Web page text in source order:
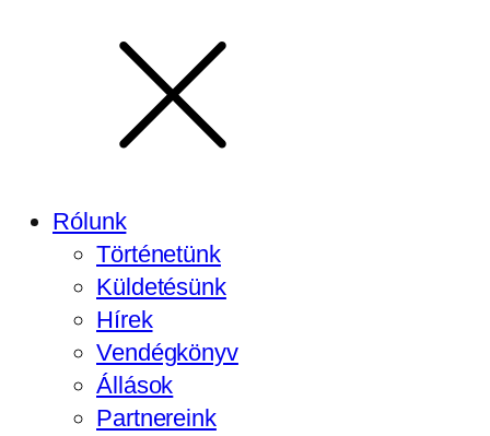
Rólunk
Történetünk
Küldetésünk
Hírek
Vendégkönyv
Állások
Partnereink